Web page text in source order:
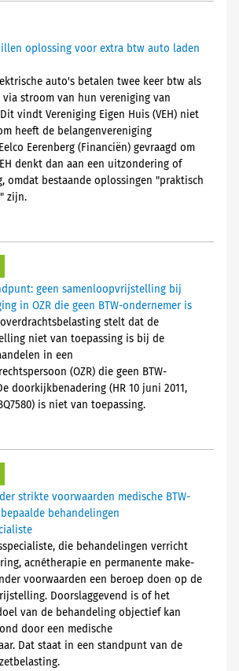
oplossing voor extra btw auto laden
auto's betalen twee keer btw als
stroom van hun vereniging van
vindt Vereniging Eigen Huis (VEH) niet
heeft de belangenvereniging
Eerenberg (Financiën) gevraagd om
denkt dan aan een uitzondering of
omdat bestaande oplossingen "praktisch
zijn.
geen samenloopvrijstelling bij
in OZR die geen BTW-ondernemer is
stelt dat de
niet van toepassing is bij de
in een
(OZR) die geen BTW-
doorkijkbenadering (HR 10 juni 2011,
is niet van toepassing.
strikte voorwaarden medische BTW-
behandelingen
die behandelingen verricht
acnétherapie en permanente make-
voorwaarden een beroep doen op de
Doorslaggevend is of het
van de behandeling objectief kan
door een medische
Dat staat in een standpunt van de